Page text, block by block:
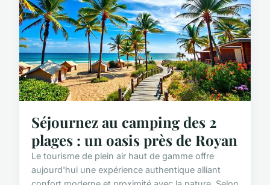
Séjournez au camping des 2
plages : un oasis près de Royan
Le tourisme de plein air haut de gamme offre
aujourd'hui une expérience authentique alliant